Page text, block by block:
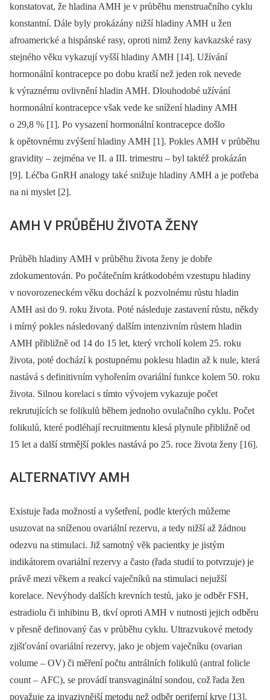
konstatovat, že hladina AMH je v průběhu menstruačního cyklu
konstantní. Dále byly prokázány nižší hladiny AMH u žen
afroamerické a hispánské rasy, oproti nimž ženy kavkazské rasy
stejného věku vykazují vyšší hladiny AMH [14]. Užívání
hormonální kontracepce po dobu kratší než jeden rok nevede
k výraznému ovlivnění hladin AMH. Dlouhodobé užívání
hormonální kontracepce však vede ke snížení hladiny AMH
o 29,8 % [1]. Po vysazení hormonální kontracepce došlo
k opětovnému zvýšení hladiny AMH [1]. Pokles AMH v průběhu
gravidity –⁠ zejména ve II. a III. trimestru –⁠ byl taktéž prokázán
[9]. Léčba GnRH analogy také snižuje hladiny AMH a je potřeba
na ni myslet [2].
AMH V PRŮBĚHU ŽIVOTA ŽENY
Průběh hladiny AMH v průběhu života ženy je dobře
zdokumentován. Po počátečním krátkodobém vzestupu hladiny
v novorozeneckém věku dochází k pozvolnému růstu hladin
AMH asi do 9. roku života. Poté následuje zastavení růstu, někdy
i mírný pokles následovaný dalším intenzivním růstem hladin
AMH přibližně od 14 do 15 let, který vrcholí kolem 25. roku
života, poté dochází k postupnému poklesu hladin až k nule, která
nastává s definitivním vyhořením ovariální funkce kolem 50. roku
života. Silnou korelaci s tímto vývojem vykazuje počet
rekrutujících se folikulů během jednoho ovulačního cyklu. Počet
folikulů, které podléhají recruitmentu klesá plynule přibližně od
15 let a další strmější pokles nastává po 25. roce života ženy [16].
ALTERNATIVY AMH
Existuje řada možností a vyšetření, podle kterých můžeme
usuzovat na sníženou ovariální rezervu, a tedy nižší až žádnou
odezvu na stimulaci. Již samotný věk pacientky je jistým
indikátorem ovariální rezervy a často (řada studií to potvrzuje) je
právě mezi věkem a reakcí vaječníků na stimulaci nejužší
korelace. Nevýhody dalších krevních testů, jako je odběr FSH,
estradiolu či inhibinu B, tkví oproti AMH v nutnosti jejich odběru
v přesně definovaný čas v průběhu cyklu. Ultrazvukové metody
zjišťování ovariální rezervy, jako je objem vaječníku (ovarian
volume –⁠ OV) či měření počtu antrálních folikulů (antral folicle
count –⁠ AFC), se provádí transvaginální sondou, což řada žen
považuje za invazivnější metodu než odběr periferní krve [13].